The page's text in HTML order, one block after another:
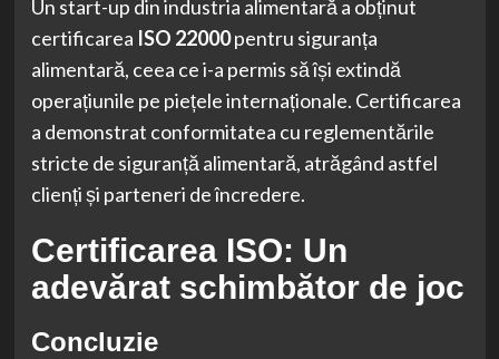
Un start-up din industria alimentară a obținut
certificarea ISO 22000pentru siguranța
alimentară, ceea ce i-a permis să își extindă
operațiunile pe piețele internaționale. Certificarea
a demonstrat conformitatea cu reglementările
stricte de siguranță alimentară, atrăgând astfel
clienți și parteneri de încredere.
Certificarea ISO: Un
adevărat schimbător de joc
Concluzie